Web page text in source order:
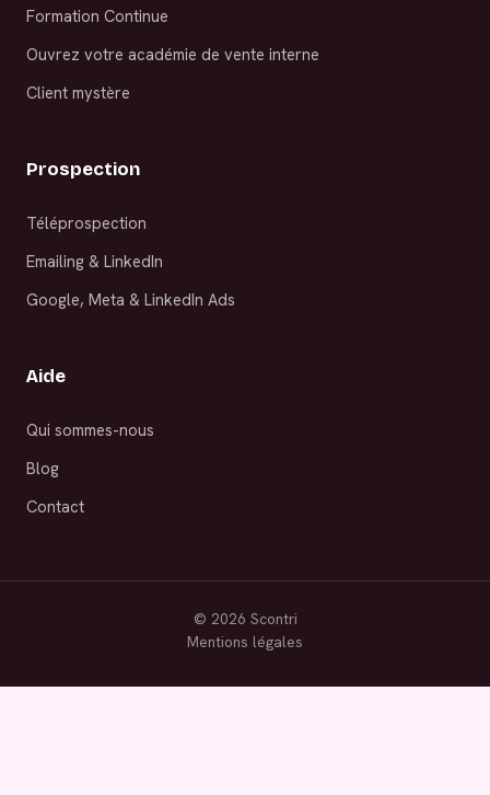
Formation Continue
Ouvrez votre académie de vente interne
Client mystère
Prospection
Téléprospection
Emailing & LinkedIn
Google, Meta & LinkedIn Ads
Aide
Qui sommes-nous
Blog
Contact
© 2026 Scontri
Mentions légales